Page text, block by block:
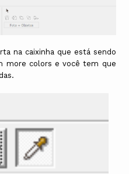
na caixinha que está sendo
more colors e você tem que